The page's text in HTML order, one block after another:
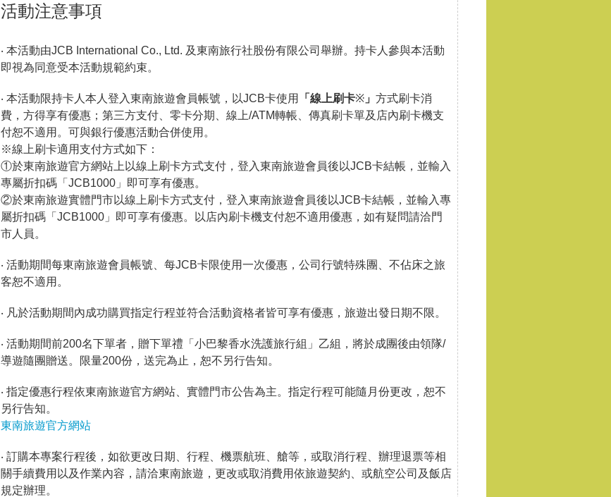
活動注意事項
‧ 本活動由JCB International Co., Ltd. 及東南旅行社股份有限公司舉辦。持卡人參與本活動
即視為同意受本活動規範約束。
‧ 本活動限持卡人本人登入東南旅遊會員帳號，以JCB卡使用 「 線上刷卡※ 」 方式刷卡消
費，方得享有優惠；第三方支付、零卡分期、線上/ATM轉帳、傳真刷卡單及店內刷卡機支
付恕不適用。可與銀行優惠活動合併使用。
※線上刷卡適用支付方式如下：
①於東南旅遊官方網站上以線上刷卡方式支付，登入東南旅遊會員後以JCB卡結帳，並輸入
專屬折扣碼「JCB1000」即可享有優惠。
②於東南旅遊實體門市以線上刷卡方式支付，登入東南旅遊會員後以JCB卡結帳，並輸入專
屬折扣碼「JCB1000」即可享有優惠。以店內刷卡機支付恕不適用優惠，如有疑問請洽門
市人員。
‧ 活動期間每東南旅遊會員帳號、每JCB卡限使用一次優惠，公司行號特殊團、不佔床之旅
客恕不適用。
‧ 凡於活動期間內成功購買指定行程並符合活動資格者皆可享有優惠，旅遊出發日期不限。
‧ 活動期間前200名下單者，贈下單禮「小巴黎香水洗護旅行組」乙組，將於成團後由領隊/
導遊隨團贈送。限量200份，送完為止，恕不另行告知。
‧ 指定優惠行程依東南旅遊官方網站、實體門市公告為主。指定行程可能隨月份更改，恕不
另行告知。
東南旅遊官方網站
‧ 訂購本專案行程後，如欲更改日期、行程、機票航班、艙等，或取消行程、辦理退票等相
關手續費用以及作業內容，請洽東南旅遊，更改或取消費用依旅遊契約、或航空公司及飯店
規定辦理。